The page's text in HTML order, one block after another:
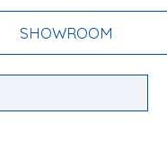
SHOWROOM